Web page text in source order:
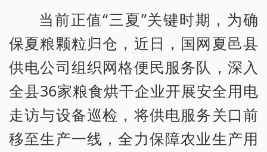
当前正值“三夏”关键时期，为确
保夏粮颗粒归仓，近日，国网夏邑县
供电公司组织网格便民服务队，深入
全县36家粮食烘干企业开展安全用电
走访与设备巡检，将供电服务关口前
移至生产一线，全力保障农业生产用